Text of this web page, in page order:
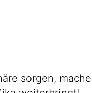
sorgen,